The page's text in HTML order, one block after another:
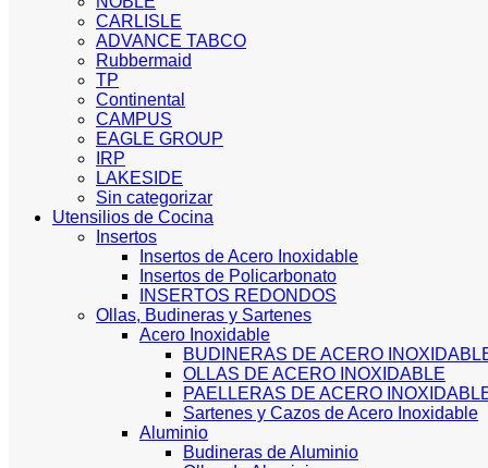
CARLISLE
ADVANCE TABCO
Rubbermaid
TP
Continental
CAMPUS
EAGLE GROUP
IRP
LAKESIDE
Sin categorizar
Utensilios de Cocina
Insertos
Insertos de Acero Inoxidable
Insertos de Policarbonato
INSERTOS REDONDOS
Ollas, Budineras y Sartenes
Acero Inoxidable
BUDINERAS DE ACERO
OLLAS DE ACERO INOXIDABLE
PAELLERAS DE ACERO
Sartenes y Cazos de Acero Inoxidable
Aluminio
Budineras de Aluminio